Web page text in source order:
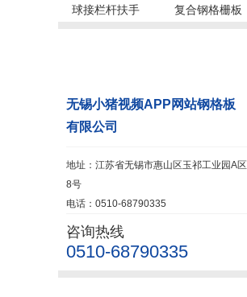
球接栏杆扶手 复合钢格栅板
无锡小猪视频APP网站钢格板
有限公司
地址：江苏省无锡市惠山区玉祁工业园A区
8号
电话：0510-68790335
咨询热线
0510-68790335